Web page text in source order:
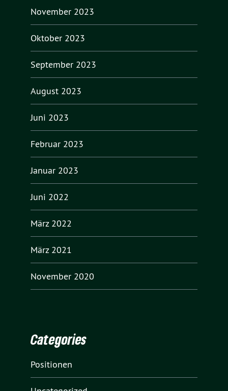
November 2023
Oktober 2023
September 2023
August 2023
Juni 2023
Februar 2023
Januar 2023
Juni 2022
März 2022
März 2021
November 2020
Categories
Positionen